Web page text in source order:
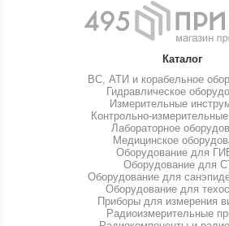
Каталог
ВС, АТИ и корабельное
Гидравлическое
Измерительные
Контрольно-
Лабораторное
Медицинское
Оборудование для
Оборудование для
Оборудование для
Оборудование для
Приборы для измерения
Радиоизмерительные